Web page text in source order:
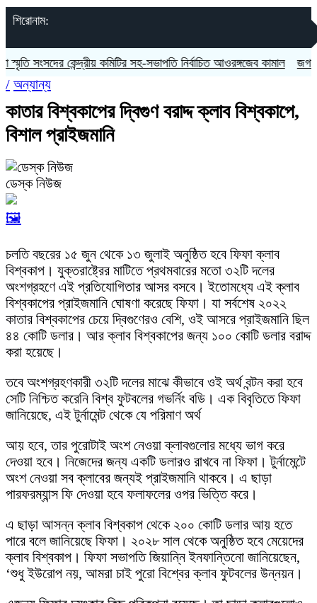
শিরোনাম:
সংসদের কেন্দ্রীয় কমিটির সহ-সভাপতি নির্বাচিত আওরঙ্গজেব কামাল
/ অন্যান্য
কাতার বিশ্বকাপের দ্বিগুণ বরাদ্দ ক্লাব বিশ্বকাপে,
বিশাল প্রাইজমানি
ডেস্ক নিউজ
🖼️
চলতি বছরের ১৫ জুন থেকে ১৩ জুলাই অনুষ্ঠিত হবে ফিফা ক্লাব
বিশ্বকাপ। যুক্তরাষ্ট্রের মাটিতে প্রথমবারের মতো ৩২টি দলের
অংশগ্রহণে এই প্রতিযোগিতার আসর বসবে। ইতোমধ্যে এই ক্লাব
বিশ্বকাপের প্রাইজমানি ঘোষণা করেছে ফিফা। যা সর্বশেষ ২০২২
কাতার বিশ্বকাপের চেয়ে দ্বিগুণেরও বেশি, ওই আসরে প্রাইজমানি ছিল
৪৪ কোটি ডলার। আর ক্লাব বিশ্বকাপের জন্য ১০০ কোটি ডলার বরাদ্দ
করা হয়েছে।
তবে অংশগ্রহণকারী ৩২টি দলের মাঝে কীভাবে ওই অর্থ বন্টন করা হবে
সেটি নিশ্চিত করেনি বিশ্ব ফুটবলের গভর্নিং বডি। এক বিবৃতিতে ফিফা
জানিয়েছে, এই টুর্নামেন্ট থেকে যে পরিমাণ অর্থ
আয় হবে, তার পুরোটাই অংশ নেওয়া ক্লাবগুলোর মধ্যে ভাগ করে
দেওয়া হবে। নিজেদের জন্য একটি ডলারও রাখবে না ফিফা। টুর্নামেন্টে
অংশ নেওয়া সব ক্লাবের জন্যই প্রাইজমানি থাকবে। এ ছাড়া
পারফরম্যান্স ফি দেওয়া হবে ফলাফলের ওপর ভিত্তি করে।
এ ছাড়া আসন্ন ক্লাব বিশ্বকাপ থেকে ২০০ কোটি ডলার আয় হতে
পারে বলে জানিয়েছে ফিফা। ২০২৮ সাল থেকে অনুষ্ঠিত হবে মেয়েদের
ক্লাব বিশ্বকাপ। ফিফা সভাপতি জিয়ান্নি ইনফান্তিনো জানিয়েছেন,
‘শুধু ইউরোপ নয়, আমরা চাই পুরো বিশ্বের ক্লাব ফুটবলের উন্নয়ন।